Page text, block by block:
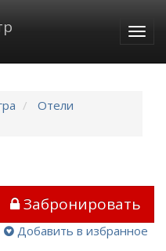
Отели
Забронировать
Добавить в избранное